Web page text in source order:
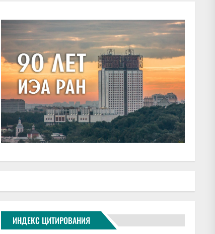
ИНДЕКС ЦИТИРОВАНИЯ